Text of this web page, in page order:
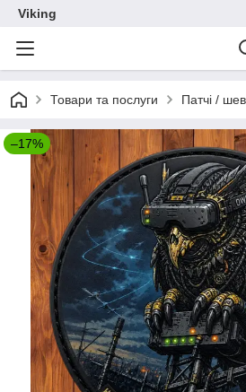
Viking
Товари та послуги Патчі /
–17%